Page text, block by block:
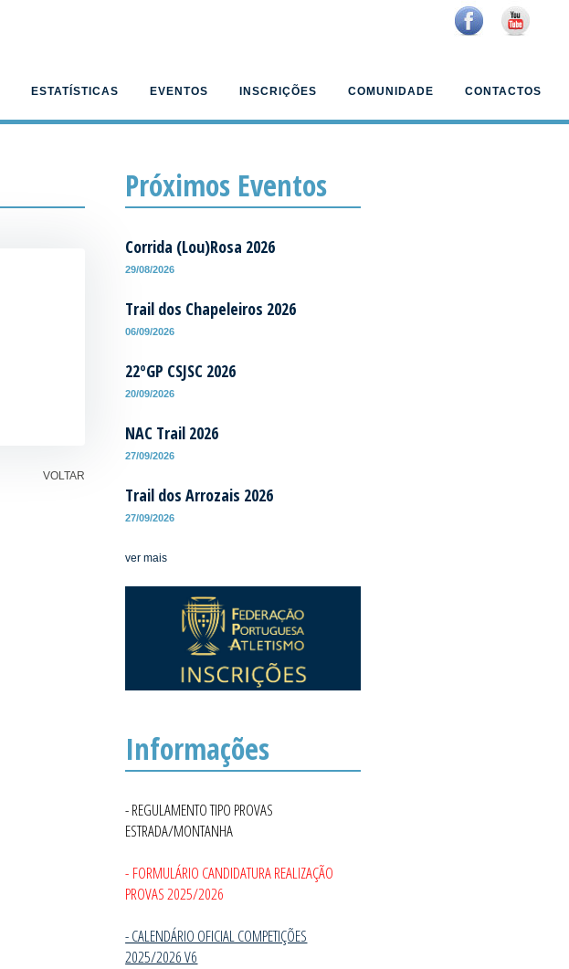
ESTATÍSTICAS EVENTOS INSCRIÇÕES COMUNIDADE CONTACTOS
VOLTAR
Próximos Eventos
Corrida (Lou)Rosa 2026
29/08/2026
Trail dos Chapeleiros 2026
06/09/2026
22ºGP CSJSC 2026
20/09/2026
NAC Trail 2026
27/09/2026
Trail dos Arrozais 2026
27/09/2026
ver mais
Informações
- REGULAMENTO TIPO PROVAS
ESTRADA/MONTANHA
- FORMULÁRIO CANDIDATURA REALIZAÇÃO
PROVAS 2025/2026
- CALENDÁRIO OFICIAL COMPETIÇÕES
2025/2026 V6